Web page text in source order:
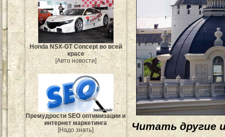
Honda NSX-GT Concept во всей
красе
[Авто новости]
Премудрости SEO оптимизации и
интернет маркетинга
[Надо знать]
Читать другие